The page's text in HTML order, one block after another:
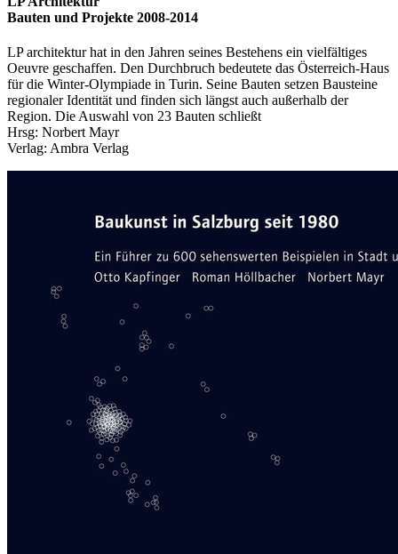
Bauten und Projekte 2008-2014
LP architektur hat in den Jahren seines Bestehens ein vielfältiges
Oeuvre geschaffen. Den Durchbruch bedeutete das Österreich-Haus
für die Winter-Olympiade in Turin. Seine Bauten setzen Bausteine
regionaler Identität und finden sich längst auch außerhalb der
Region. Die Auswahl von 23 Bauten schließt
Hrsg: Norbert Mayr
Verlag: Ambra Verlag